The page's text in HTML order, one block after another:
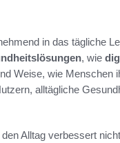
in das tägliche
, wie
Weise, wie
alltägliche
Alltag verbessert